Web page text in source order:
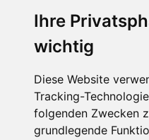
Ihre
wichtig
Diese Website
Tracking-
folgenden Zwecken
grundlegende